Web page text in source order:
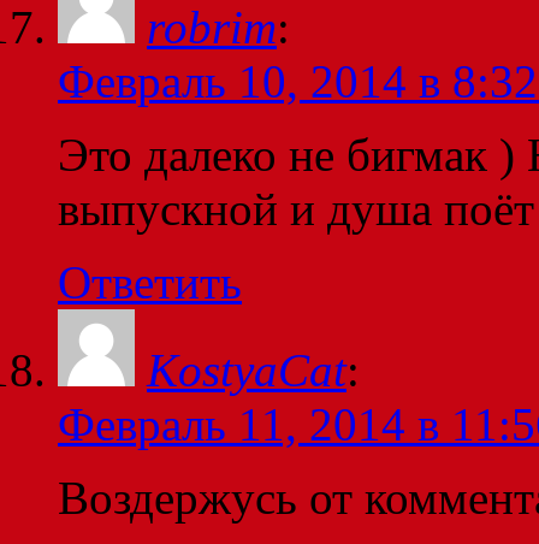
robrim:
Февраль 10, 2014 в
Это далеко не бигмак
выпускной и душа
Ответить
KostyaCat:
Февраль 11, 2014 в
Воздержусь от